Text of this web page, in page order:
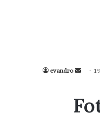
evandro
Mande
mail